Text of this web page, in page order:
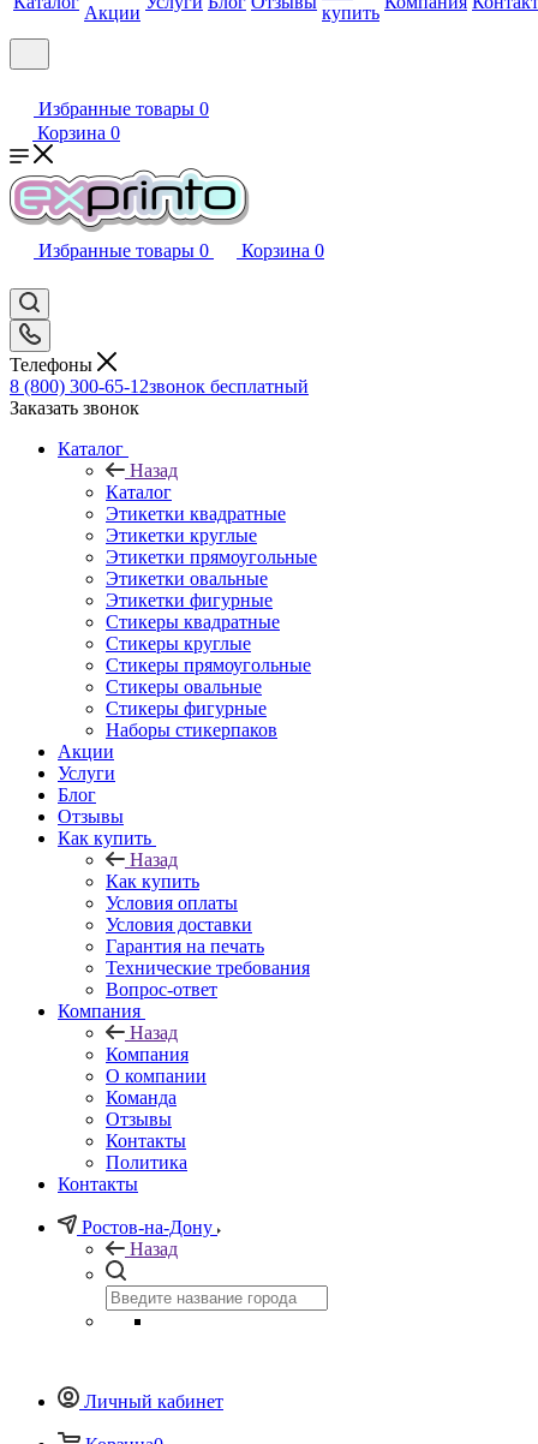
Акции
купить
Избранные товары 0
Корзина 0
Избранные товары 0 Корзина 0
Телефоны
8 (800) 300-65-12звонок бесплатный
Заказать звонок
Каталог
Назад
Каталог
Этикетки квадратные
Этикетки круглые
Этикетки прямоугольные
Этикетки овальные
Этикетки фигурные
Стикеры квадратные
Стикеры круглые
Стикеры прямоугольные
Стикеры овальные
Стикеры фигурные
Наборы стикерпаков
Акции
Услуги
Блог
Отзывы
Как купить
Назад
Как купить
Условия оплаты
Условия доставки
Гарантия на печать
Технические требования
Вопрос-ответ
Компания
Назад
Компания
О компании
Команда
Отзывы
Контакты
Политика
Контакты
Ростов-на-Дону
Назад
Личный кабинет